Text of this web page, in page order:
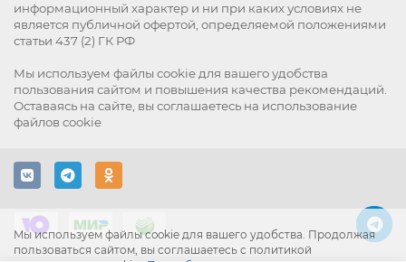
Мы используем файлы cookie для вашего удобства. Продолжая
пользоваться сайтом, вы соглашаетесь с политикой
информационный характер и ни при каких условиях не
является публичной офертой, определяемой положениями
статьи 437 (2) ГК РФ
Мы используем файлы cookie для вашего удобства
пользования сайтом и повышения качества рекомендаций.
Оставаясь на сайте, вы соглашаетесь на использование
файлов cookie